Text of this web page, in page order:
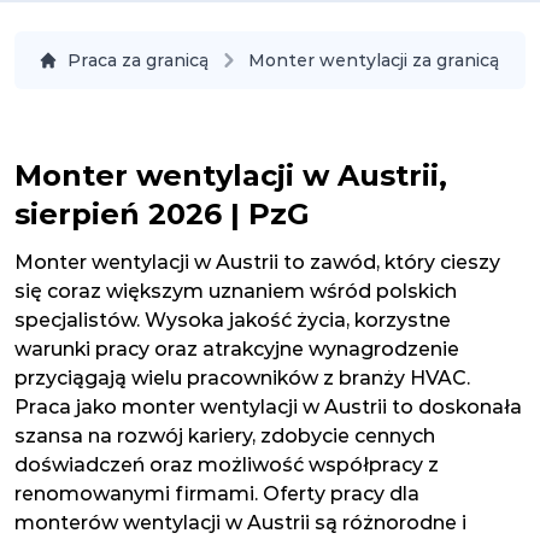
Praca za granicą Monter wentylacji za granicą
Monter wentylacji w Austrii,
sierpień 2026 | PzG
Monter wentylacji w Austrii to zawód, który cieszy
się coraz większym uznaniem wśród polskich
specjalistów. Wysoka jakość życia, korzystne
warunki pracy oraz atrakcyjne wynagrodzenie
przyciągają wielu pracowników z branży HVAC.
Praca jako monter wentylacji w Austrii to doskonała
szansa na rozwój kariery, zdobycie cennych
doświadczeń oraz możliwość współpracy z
renomowanymi firmami. Oferty pracy dla
monterów wentylacji w Austrii są różnorodne i